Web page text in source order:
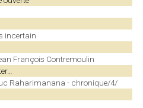
incertain
François Contremoulin
Raharimanana - chronique/4/